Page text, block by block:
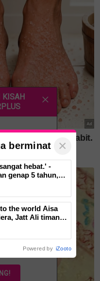
Heritage bawa
kopitiam menerusi
dan rusuk
empuk, resipi
Ya...
berminat ×
hebat.' -
genap 5 tahun,
the world Aisa
Jatt Ali timang
Powered by iZooto